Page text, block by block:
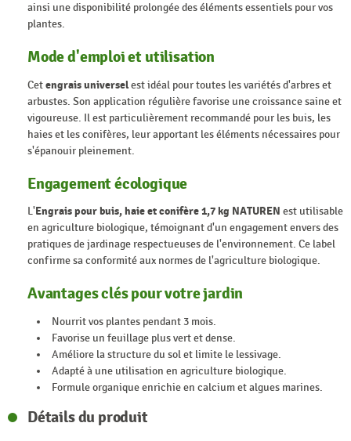
ainsi une disponibilité prolongée des éléments essentiels pour vos
plantes.
Mode d'emploi et utilisation
Cetengrais universelest idéal pour toutes les variétés d'arbres et
arbustes. Son application régulière favorise une croissance saine et
vigoureuse. Il est particulièrement recommandé pour les buis, les
haies et les conifères, leur apportant les éléments nécessaires pour
s'épanouir pleinement.
Engagement écologique
L'Engrais pour buis, haie et conifère 1,7 kg NATUREN est utilisable
en agriculture biologique, témoignant d'un engagement envers des
pratiques de jardinage respectueuses de l'environnement. Ce label
confirme sa conformité aux normes de l'agriculture biologique.
Avantages clés pour votre jardin
Nourrit vos plantes pendant 3 mois.
Favorise un feuillage plus vert et dense.
Améliore la structure du sol et limite le lessivage.
Adapté à une utilisation en agriculture biologique.
Formule organique enrichie en calcium et algues marines.
Détails du produit